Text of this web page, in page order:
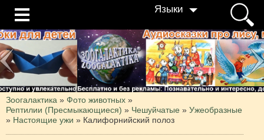
Языки
Зоогалактика » Фото животных »
Рептилии (Пресмыкающиеся) » Чешуйчатые » Ужеобразные
» Настоящие ужи » Калифорнийский полоз